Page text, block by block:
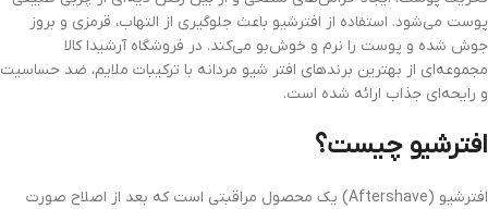
پوست می‌شود. استفاده از افترشیو باعث جلوگیری از التهاب، قرمزی و بروز
جوش شده و پوست را نرم و خوش‌بو می‌کند. در فروشگاه آرشیدا کالا
مجموعه‌ای از بهترین برندهای افتر شیو مردانه با ترکیبات ملایم، ضد حساسیت
و رایحه‌ای جذاب ارائه شده است.
افترشیو چیست؟
افترشیو (Aftershave) یک محصول مراقبتی است که بعد از اصلاح صورت